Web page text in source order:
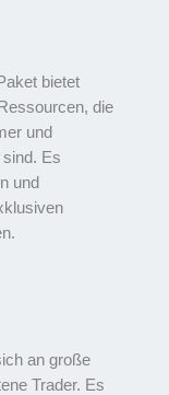
bietet
die
und
Es
und
an große
Trader. Es